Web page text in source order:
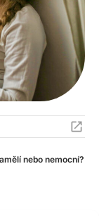
nebo nemocní?